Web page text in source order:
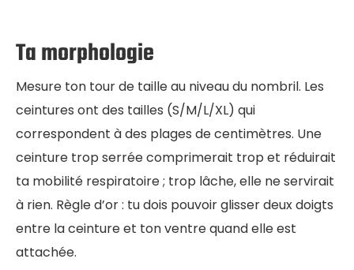
Ta morphologie
Mesure ton tour de taille au niveau du nombril. Les
ceintures ont des tailles (S/M/L/XL) qui
correspondent à des plages de centimètres. Une
ceinture trop serrée comprimerait trop et réduirait
ta mobilité respiratoire ; trop lâche, elle ne servirait
à rien. Règle d’or : tu dois pouvoir glisser deux doigts
entre la ceinture et ton ventre quand elle est
attachée.